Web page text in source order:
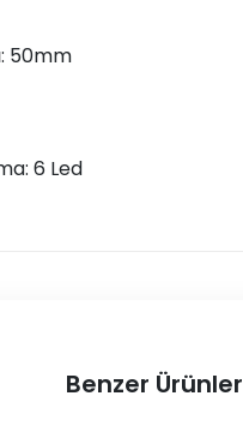
50mm
6 Led
Benzer Ürünler